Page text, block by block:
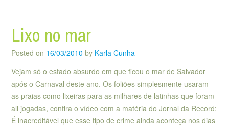
Lixo no mar
Posted on 16/03/2010 by Karla Cunha
Vejam só o estado absurdo em que ficou o mar de Salvador
após o Carnaval deste ano. Os foliões simplesmente usaram
as praias como lixeiras para as milhares de latinhas que foram
ali jogadas, confira o vídeo com a matéria do Jornal da Record:
É inacreditável que esse tipo de crime ainda aconteça nos dias